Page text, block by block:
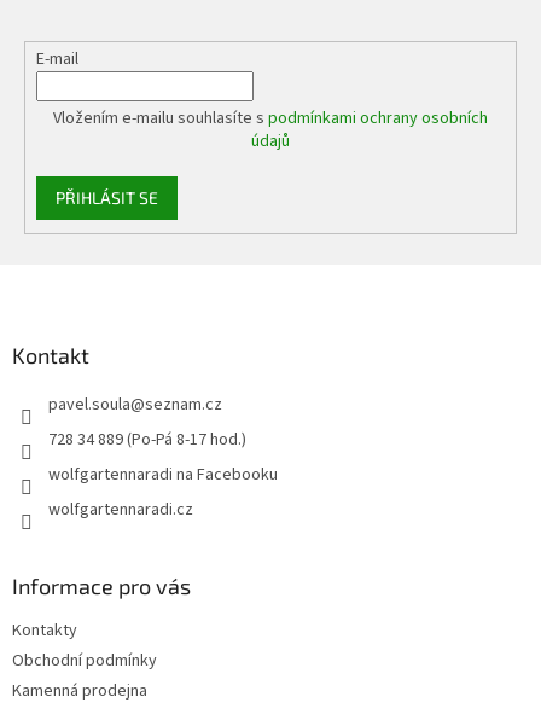
E-mail
Vložením e-mailu souhlasíte s podmínkami ochrany osobních
údajů
PŘIHLÁSIT SE
Kontakt
pavel.soula@seznam.cz
728 34 889 (Po-Pá 8-17 hod.)
wolfgartennaradi na Facebooku
wolfgartennaradi.cz
Informace pro vás
Kontakty
Obchodní podmínky
Kamenná prodejna